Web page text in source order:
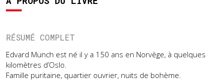
RÉSUMÉ COMPLET
Edvard Munch est né il y a 150 ans en Norvège, à quelques
kilomètres d’Oslo.
Famille puritaine, quartier ouvrier, nuits de bohème.